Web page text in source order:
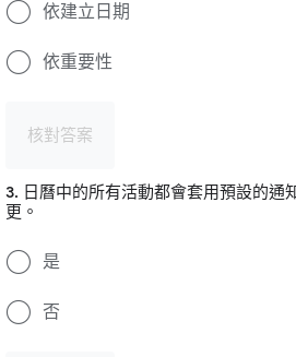
依建立日期
依重要性
核對答案
3. 日曆中的所有活動都會套用預設的通
更。
是
否